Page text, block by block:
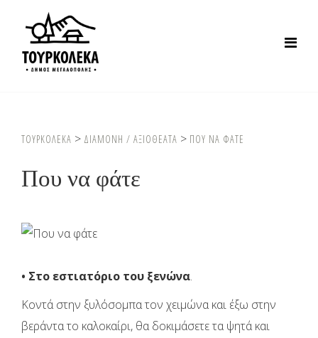
ΤΟΥΡΚΟΛΕΚΑ > ΔΙΑΜΟΝΗ / ΑΞΙΟΘΕΑΤΑ > ΠΟΥ ΝΑ ΦΑΤΕ
Που να φάτε
• Στο εστιατόριο του ξενώνα.
Κοντά στην ξυλόσομπα τον χειμώνα και έξω στην
βεράντα το καλοκαίρι, θα δοκιμάσετε τα ψητά και